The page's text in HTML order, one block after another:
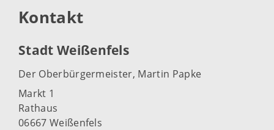
Kontakt
Stadt Weißenfels
Der Oberbürgermeister, Martin Papke
Markt 1
Rathaus
06667 Weißenfels